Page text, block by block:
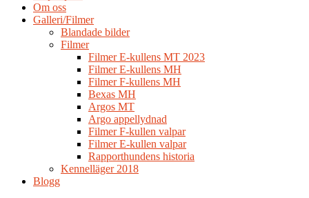
Om oss
Galleri/Filmer
Blandade bilder
Filmer
Filmer E-kullens MT 2023
Filmer E-kullens MH
Filmer F-kullens MH
Bexas MH
Argos MT
Argo appellydnad
Filmer F-kullen valpar
Filmer E-kullen valpar
Rapporthundens historia
Kennelläger 2018
Blogg